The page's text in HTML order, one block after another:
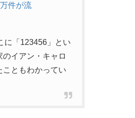
件が流
に「123456」とい
イアン・キャロ
ともわかってい